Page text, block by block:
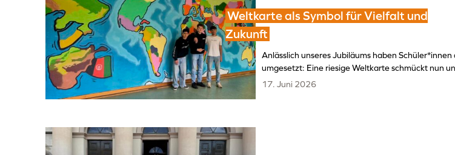
Weltkarte als Symbol für Vielfalt und
Zukunft
Anlässlich unseres Jubiläums haben
umgesetzt: Eine riesige Weltkarte schmückt nun
17. Juni 2026